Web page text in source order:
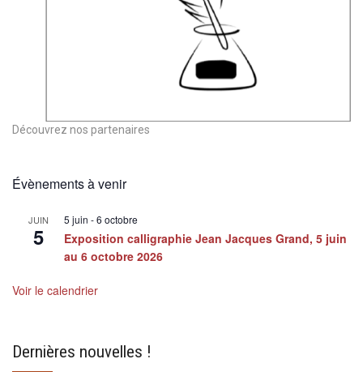
Découvrez nos partenaires
Évènements à venir
JUIN
5
5 juin -6 octobre
Exposition calligraphie Jean Jacques Grand, 5 juin
au 6 octobre 2026
Voir le calendrier
Dernières nouvelles !